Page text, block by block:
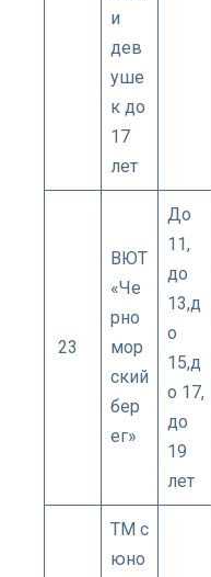
и
дев
уше
к до
17
лет
23
ВЮТ
«Че
рно
мор
ский
бер
ег»
До
11,
до
13,д
о
15,д
о 17,
до
19
лет
ТМ с
юно